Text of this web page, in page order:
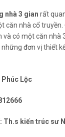
nhà 3 gian rất
căn nhà cổ truyền.
có một căn nhà
đơn vị thiết
Phúc Lộc
Th.s kiến trúc sư